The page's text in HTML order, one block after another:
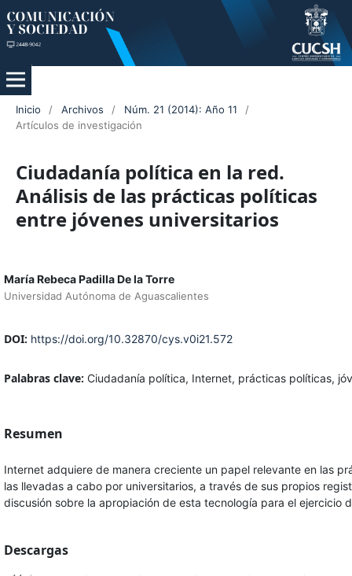
Inicio / Archivos / Núm. 21 (2014): Año 11
/
Artículos de investigación
Ciudadanía política en la red.
Análisis de las prácticas políticas
entre jóvenes universitarios
María Rebeca Padilla De la Torre
Universidad Autónoma de Aguascalientes
DOI: https://doi.org/10.32870/cys.v0i21.572
Palabras clave: Ciudadanía política, Internet, prácticas políticas,
Resumen
Internet adquiere de manera creciente un papel relevante en las
las llevadas a cabo por universitarios, a través de sus propios
discusión sobre la apropiación de esta tecnología para el ejercicio
Descargas